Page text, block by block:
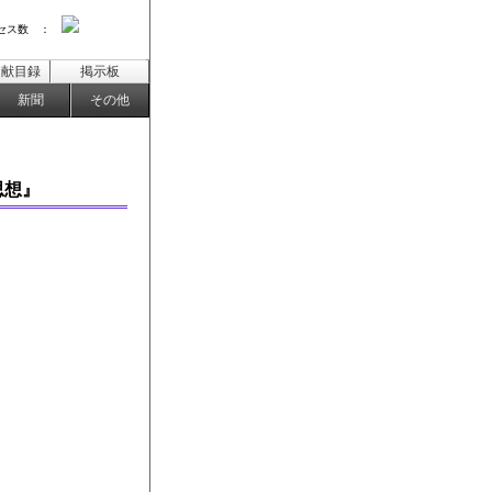
ス数 ：
目録
掲示板
新聞
その他
』